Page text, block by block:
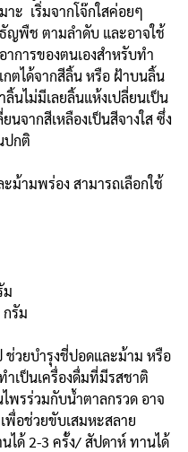
ะ เริ่มจากโจ๊กใสค่อยๆ
ญพืช ตามลำดับ และอาจใช้
าการของตนเองสำหรับทำ
กตได้จากสีลิ้น หรือ ฝ้าบนลิ้น
นไม่มีเลยลิ้นแห้งเปลี่ยนเป็น
จากสีเหลืองเป็นสีจางใส ซึ่ง
ปกติ
ม้ามพร่อง สามารถเลือกใช้
ม
กรัม
วยบำรุงชี่ปอดและม้าม หรือ
ำเป็นเครื่องดื่มที่มีรสชาติ
รร่วมกับน้ำตาลกรวด อาจ
พื่อช่วยขับเสมหะสลาย
ได้ 2-3 ครั้ง/ สัปดาห์ ทานได้